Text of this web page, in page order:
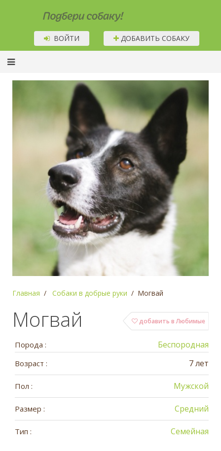
Подбери собаку!
ВОЙТИ ДОБАВИТЬ СОБАКУ
Главная Собаки в добрые руки Могвай
добавить в Любимые
Могвай
Порода : Беспородная
Возраст : 7 лет
Пол : Мужской
Размер : Средний
Тип : Семейная